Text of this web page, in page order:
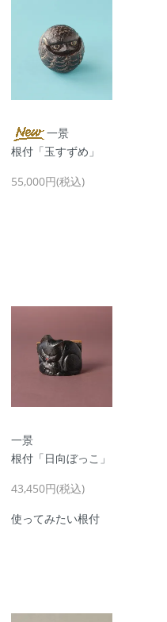
一景
根付「玉すずめ」
55,000円(税込)
一景
根付「日向ぼっこ」
43,450円(税込)
使ってみたい根付